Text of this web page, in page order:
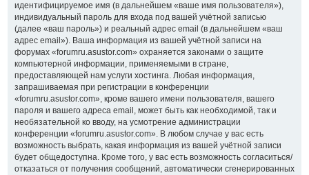
идентифицируемое имя (в дальнейшем «ваше имя пользователя»),
индивидуальный пароль для входа под вашей учётной записью
(далее «ваш пароль») и реальный адрес email (в дальнейшем «ваш
адрес email»). Ваша информация из вашей учётной записи на
форумах «forumru.asustor.com» охраняется законами о защите
компьютерной информации, применяемыми в стране,
предоставляющей нам услуги хостинга. Любая информация,
запрашиваемая при регистрации в конференции
«forumru.asustor.com», кроме вашего имени пользователя, вашего
пароля и вашего адреса email, может быть как необходимой, так и
необязательной ко вводу, на усмотрение администрации
конференции «forumru.asustor.com». В любом случае у вас есть
возможность выбрать, какая информация из вашей учётной записи
будет общедоступна. Кроме того, у вас есть возможность согласиться/
отказаться от получения сообщений, автоматически сгенерированных